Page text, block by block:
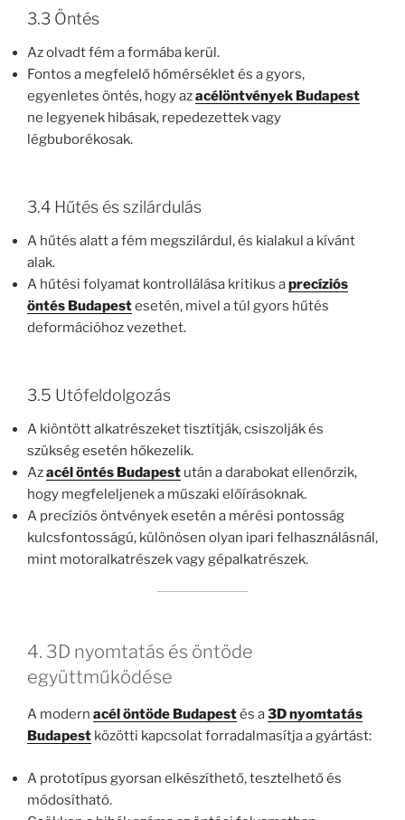
3.3 Öntés
Az olvadt fém a formába kerül.
Fontos a megfelelő hőmérséklet és a gyors,
egyenletes öntés, hogy azacélöntvények Budapest
ne legyenek hibásak, repedezettek vagy
légbuborékosak.
3.4 Hűtés és szilárdulás
A hűtés alatt a fém megszilárdul, és kialakul a kívánt
alak.
A hűtési folyamat kontrollálása kritikus aprecíziós
öntés Budapestesetén, mivel a túl gyors hűtés
deformációhoz vezethet.
3.5 Utófeldolgozás
A kiöntött alkatrészeket tisztítják, csiszolják és
szükség esetén hőkezelik.
Azacél öntés Budapest után a darabokat ellenőrzik,
hogy megfeleljenek a műszaki előírásoknak.
A precíziós öntvények esetén a mérési pontosság
kulcsfontosságú, különösen olyan ipari felhasználásnál,
mint motoralkatrészek vagy gépalkatrészek.
4. 3D nyomtatás és öntöde
együttműködése
A modern acél öntöde Budapestés a3D nyomtatás
Budapest közötti kapcsolat forradalmasítja a gyártást:
A prototípus gyorsan elkészíthető, tesztelhető és
módosítható.